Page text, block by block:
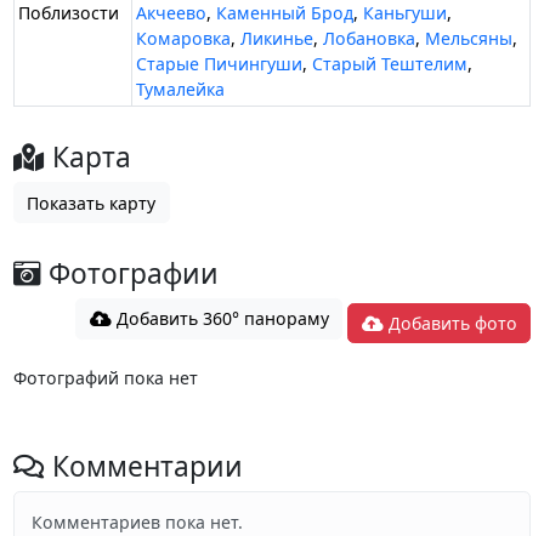
Поблизости Акчеево, Каменный Брод, Каньгуши,
Комаровка,Ликинье,Лобановка, Мельсяны,
Старые Пичингуши, Старый Тештелим,
Тумалейка
Карта
Показать карту
Фотографии
Добавить 360° панораму Добавить фото
Фотографий пока нет
Комментарии
Комментариев пока нет.